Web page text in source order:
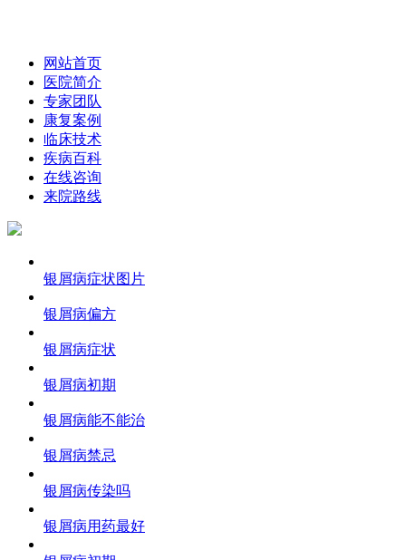
网站首页
医院简介
专家团队
康复案例
临床技术
疾病百科
在线咨询
来院路线
银屑病症状图片
银屑病偏方
银屑病症状
银屑病初期
银屑病能不能治
银屑病禁忌
银屑病传染吗
银屑病用药最好